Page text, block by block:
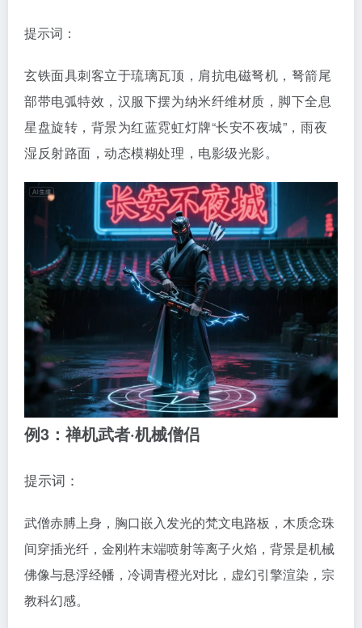
提示词：
玄铁面具刺客立于琉璃瓦顶，肩抗电磁弩机，弩箭尾
部带电弧特效，汉服下摆为纳米纤维材质，脚下全息
星盘旋转，背景为红蓝霓虹灯牌“长安不夜城”，雨夜
湿反射路面，动态模糊处理，电影级光影。
例3：禅机武者·机械僧侣
提示词：
武僧赤膊上身，胸口嵌入发光的梵文电路板，木质念珠
间穿插光纤，金刚杵末端喷射等离子火焰，背景是机械
佛像与悬浮经幡，冷调青橙光对比，虚幻引擎渲染，宗
教科幻感。